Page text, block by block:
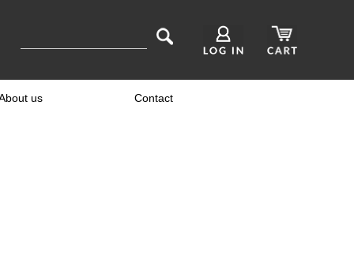
us Contact